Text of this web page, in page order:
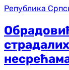
Република